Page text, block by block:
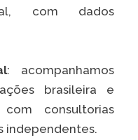
com dados
: acompanhamos
brasileira e
consultorias
independentes.